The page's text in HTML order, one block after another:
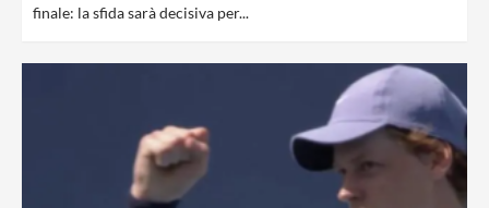
finale: la sfida sarà decisiva per...